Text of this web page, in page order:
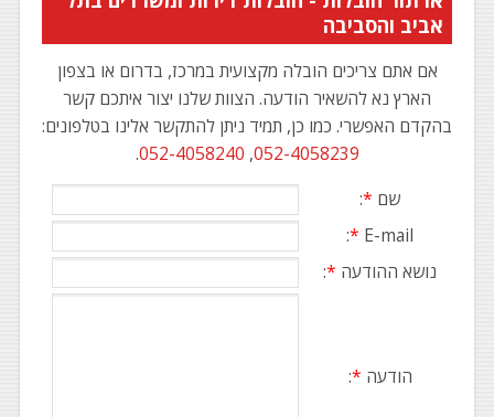
אביב והסביבה
אם אתם צריכים הובלה מקצועית במרכז, בדרום או בצפון
הארץ נא להשאיר הודעה. הצוות שלנו יצור איתכם קשר
בהקדם האפשרי. כמו כן, תמיד ניתן להתקשר אלינו בטלפונים:
052-4058239
,
052-4058240
.
שם *
:
E-mail
*
:
נושא ההודעה *
:
הודעה *
: